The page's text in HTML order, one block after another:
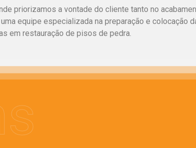
priorizamos a vontade do cliente tanto no
equipe especializada na preparação e colocação
em restauração de pisos de pedra.